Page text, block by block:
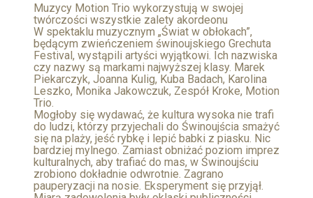
Muzycy Motion Trio wykorzystują w swojej
twórczości wszystkie zalety akordeonu
W spektaklu muzycznym „Świat w obłokach”,
będącym zwieńczeniem świnoujskiego Grechuta
Festival, wystąpili artyści wyjątkowi. Ich nazwiska
czy nazwy są markami najwyższej klasy. Marek
Piekarczyk, Joanna Kulig, Kuba Badach, Karolina
Leszko, Monika Jakowczuk, Zespół Kroke, Motion
Trio.
Mogłoby się wydawać, że kultura wysoka nie trafi
do ludzi, którzy przyjechali do Świnoujścia smażyć
się na plaży, jeść rybkę i lepić babki z piasku. Nic
bardziej mylnego. Zamiast obniżać poziom imprez
kulturalnych, aby trafiać do mas, w Świnoujściu
zrobiono dokładnie odwrotnie. Zagrano
pauperyzacji na nosie. Eksperyment się przyjął.